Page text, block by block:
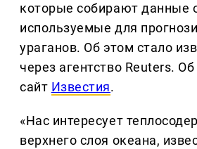
которые собирают данные
используемые для
ураганов. Об этом стало
через агентство Reuters.
сайт Известия.
«Нас интересует
верхнего слоя океана,